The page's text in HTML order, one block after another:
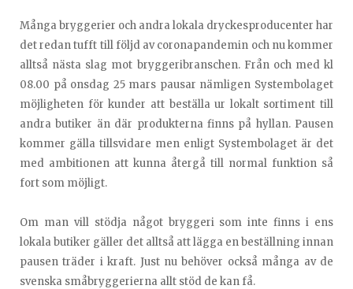
Många bryggerier och andra lokala dryckesproducenter har
det redan tufft till följd av coronapandemin och nu kommer
alltså nästa slag mot bryggeribranschen. Från och med kl
08.00 på onsdag 25 mars pausar nämligen Systembolaget
möjligheten för kunder att beställa ur lokalt sortiment till
andra butiker än där produkterna finns på hyllan. Pausen
kommer gälla tillsvidare men enligt Systembolaget är det
med ambitionen att kunna återgå till normal funktion så
fort som möjligt.
Om man vill stödja något bryggeri som inte finns i ens
lokala butiker gäller det alltså att lägga en beställning innan
pausen träder i kraft. Just nu behöver också många av de
svenska småbryggerierna allt stöd de kan få.